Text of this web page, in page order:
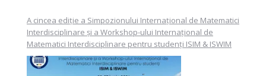
A cincea ediție a Simpozionului Internațional de Matematici
Interdisciplinare și a Workshop-ului Internațional de
Matematici Interdisciplinare pentru studenți ISIM & ISWIM